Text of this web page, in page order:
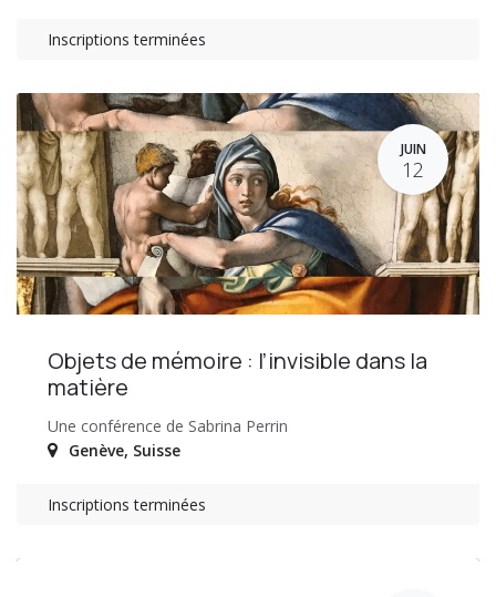
Inscriptions terminées
JUIN
12
Objets de mémoire : l’invisible dans la
matière
Une conférence de Sabrina Perrin
Genève, Suisse
Inscriptions terminées